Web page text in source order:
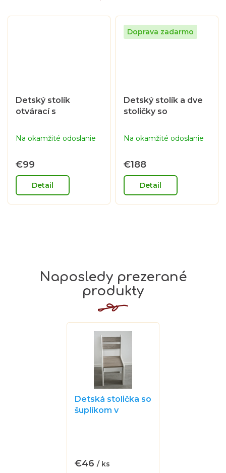
Detský stolík
otvárací s
dubovom odtieni
Na okamžité odoslanie
€99
Detail
Detský stolík a dve
stoličky so
dubovom odtieni
Na okamžité odoslanie
€188
Detail
Naposledy prezerané
produkty
Detská stolička so
šuplíkom v
je
€46/ ks